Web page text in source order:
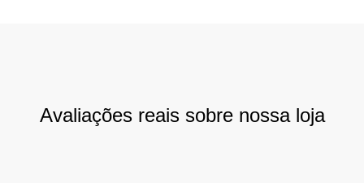
Avaliações reais sobre nossa loja